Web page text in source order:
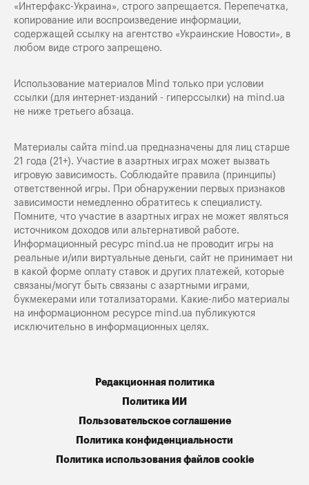
«Интерфакс-Украина», строго запрещается. Перепечатка,
копирование или воспроизведение информации,
содержащей ссылку на агентство «Украинские Новости», в
любом виде строго запрещено.
Использование материалов Mind только при условии
ссылки (для интернет-изданий - гиперссылки) на mind.ua
не ниже третьего абзаца.
Материалы сайта mind.ua предназначены для лиц старше
21 года (21+). Участие в азартных играх может вызвать
игровую зависимость. Соблюдайте правила (принципы)
ответственной игры. При обнаружении первых признаков
зависимости немедленно обратитесь к специалисту.
Помните, что участие в азартных играх не может являться
источником доходов или альтернативой работе.
Информационный ресурс mind.ua не проводит игры на
реальные и/или виртуальные деньги, сайт не принимает ни
в какой форме оплату ставок и других платежей, которые
связаны/могут быть связаны с азартными играми,
букмекерами или тотализаторами. Какие-либо материалы
на информационном ресурсе mind.ua публикуются
исключительно в информационных целях.
Редакционная политика
Политика ИИ
Пользовательское соглашение
Политика конфиденциальности
Политика использования файлов cookie